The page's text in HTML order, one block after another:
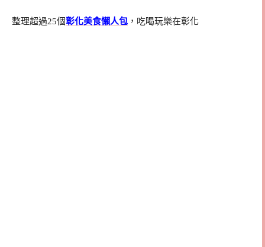
整理超過25個彰化美食懶人包 ，吃喝玩樂在彰化